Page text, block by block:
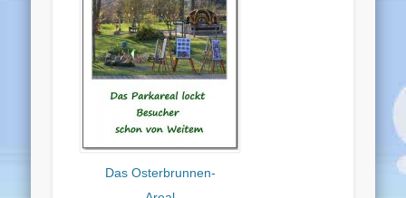
Das Osterbrunnen-